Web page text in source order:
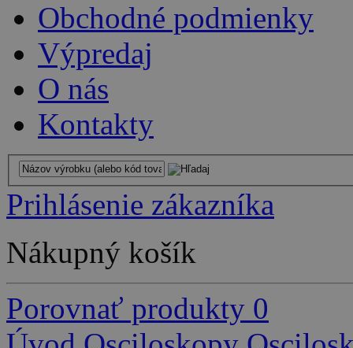
Obchodné podmienky
Výpredaj
O nás
Kontakty
Prihlásenie zákazníka
Nákupný košík
Porovnať produkty 0